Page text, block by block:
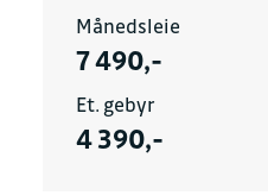
Månedsleie
7 490,-
Et. gebyr
4 390,-